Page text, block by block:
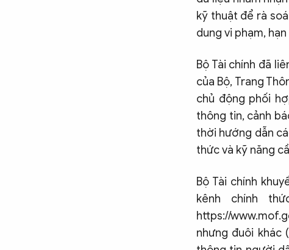
kỹ thuật để rà
dung vi phạm,
Bộ Tài chính đã
của Bộ, Trang
chủ động phối
thông tin, cảnh
thời hướng dẫn
thức và kỹ năng
Bộ Tài chính
kênh chính
https://
nhưng đuôi khác